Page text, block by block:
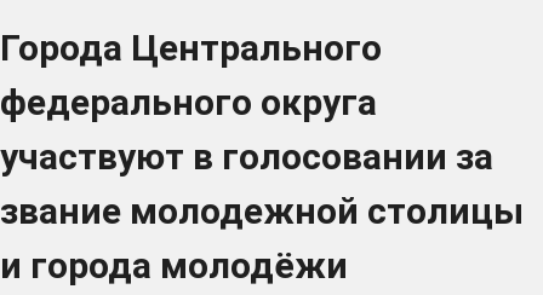
Города Центрального
федерального округа
участвуют в голосовании за
звание молодежной столицы
и города молодёжи